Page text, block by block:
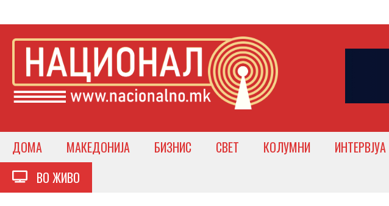
ДОМА МАКЕДОНИЈА БИЗНИС СВЕТ КОЛУМНИ ИНТЕРВЈУА
ВО ЖИВО